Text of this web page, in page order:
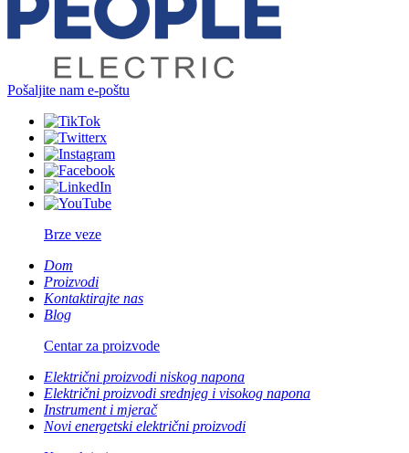
Pošaljite nam e-poštu
Brze veze
Dom
Proizvodi
Kontaktirajte nas
Blog
Centar za proizvode
Električni proizvodi niskog napona
Električni proizvodi srednjeg i visokog napona
Instrument i mjerač
Novi energetski električni proizvodi